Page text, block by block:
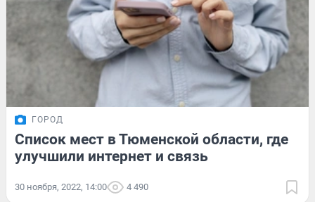
ГОРОД
Список мест в Тюменской области, где
улучшили интернет и связь
30 ноября, 2022, 14:00 4 490